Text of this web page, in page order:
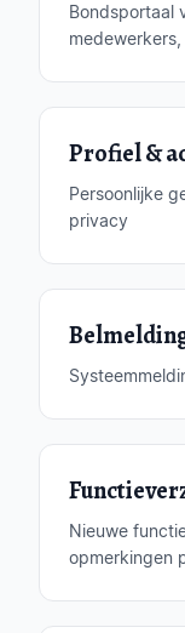
Bondsportaal
Profiel &
Persoonlijke
privacy
Nieuwe
opmerkingen